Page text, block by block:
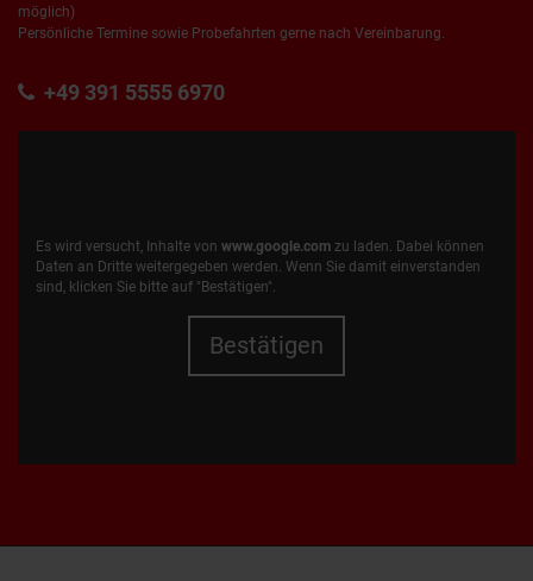
möglich)
Persönliche Termine sowie Probefahrten gerne nach Vereinbarung.
+49 391 5555 6970
Es wird versucht, Inhalte von www.google.com zu laden. Dabei können
Daten an Dritte weitergegeben werden. Wenn Sie damit einverstanden
sind, klicken Sie bitte auf "Bestätigen".
Bestätigen